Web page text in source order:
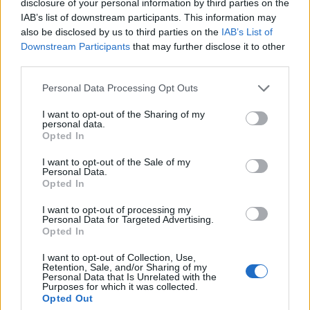
disclosure of your personal information by third parties on the
IAB’s list of downstream participants. This information may
also be disclosed by us to third parties on the IAB’s List of
Downstream Participants that may further disclose it to other
Personal Data Processing Opt Outs
I want to opt-out of the Sharing of my
personal data.
Opted In
I want to opt-out of the Sale of my
Personal Data.
Opted In
I want to opt-out of processing my
Personal Data for Targeted Advertising.
Opted In
I want to opt-out of Collection, Use,
Retention, Sale, and/or Sharing of my
Personal Data that Is Unrelated with the
Purposes for which it was collected.
Opted Out